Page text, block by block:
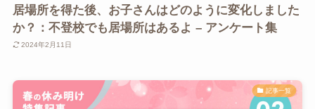
居場所を得た後、お子さんはどのように変化しました
か？：不登校でも居場所はあるよ – アンケート集
2024年2月11日
記事一覧